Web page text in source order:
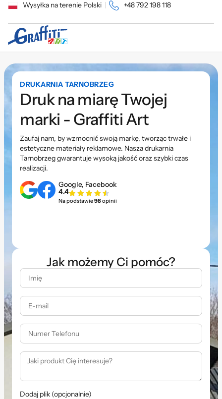
Wysyłka na terenie Polski | +48 792 198 118
DRUKARNIA TARNOBRZEG
Druk na miarę Twojej
marki - Graffiti Art
Zaufaj nam, by wzmocnić swoją markę, tworząc trwałe i
estetyczne materiały reklamowe. Nasza drukarnia
Tarnobrzeg gwarantuje wysoką jakość oraz szybki czas
realizacji.
Google, Facebook
4.4
Na podstawie98opinii
Jak możemy Ci pomóc?
Dodaj plik (opcjonalnie)